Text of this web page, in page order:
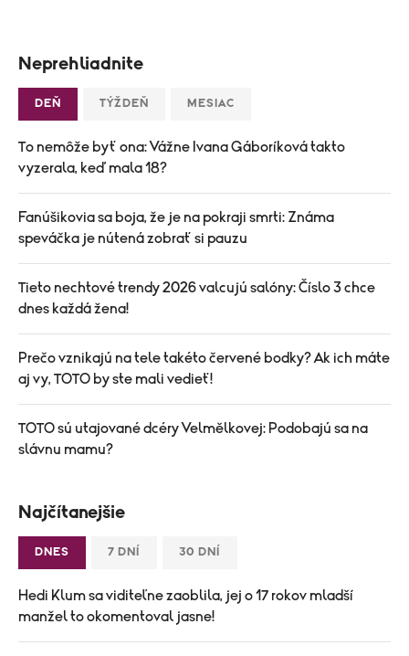
Neprehliadnite
DEŇ TÝŽDEŇ MESIAC
To nemôže byť ona: Vážne Ivana Gáboríková takto
vyzerala, keď mala 18?
Fanúšikovia sa boja, že je na pokraji smrti: Známa
speváčka je nútená zobrať si pauzu
Tieto nechtové trendy 2026 valcujú salóny: Číslo 3 chce
dnes každá žena!
Prečo vznikajú na tele takéto červené bodky? Ak ich máte
aj vy, TOTO by ste mali vedieť!
TOTO sú utajované dcéry Velmělkovej: Podobajú sa na
slávnu mamu?
Najčítanejšie
DNES 7 DNÍ 30 DNÍ
Hedi Klum sa viditeľne zaoblila, jej o 17 rokov mladší
manžel to okomentoval jasne!